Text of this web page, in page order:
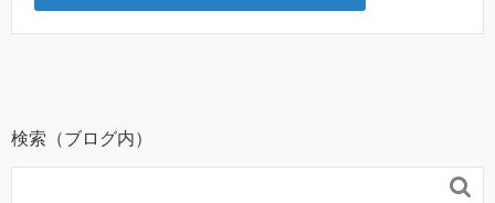
検索（ブログ内）
